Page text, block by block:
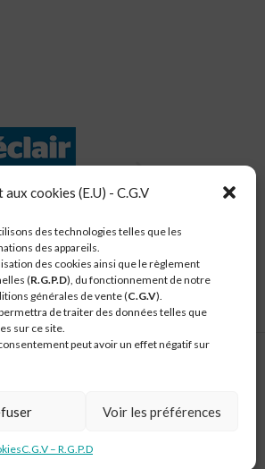
cookies (E.U) - C.G.V
des technologies telles que les
des appareils.
des cookies ainsi que le règlement
(R.G.P.D), du fonctionnement de notre
générales de vente (C.G.V).
de traiter des données telles que
sur ce site.
peut avoir un effet négatif sur
Voir les préférences
C.G.V – R.G.P.D
Chaourçois Val d'Armance